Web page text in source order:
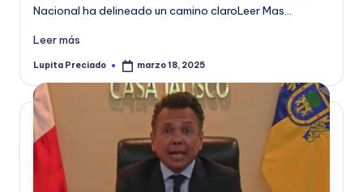
Nacional ha delineado un camino claroLeer Mas…
Leer más
Publicado
Lupita Preciado marzo 18, 2025